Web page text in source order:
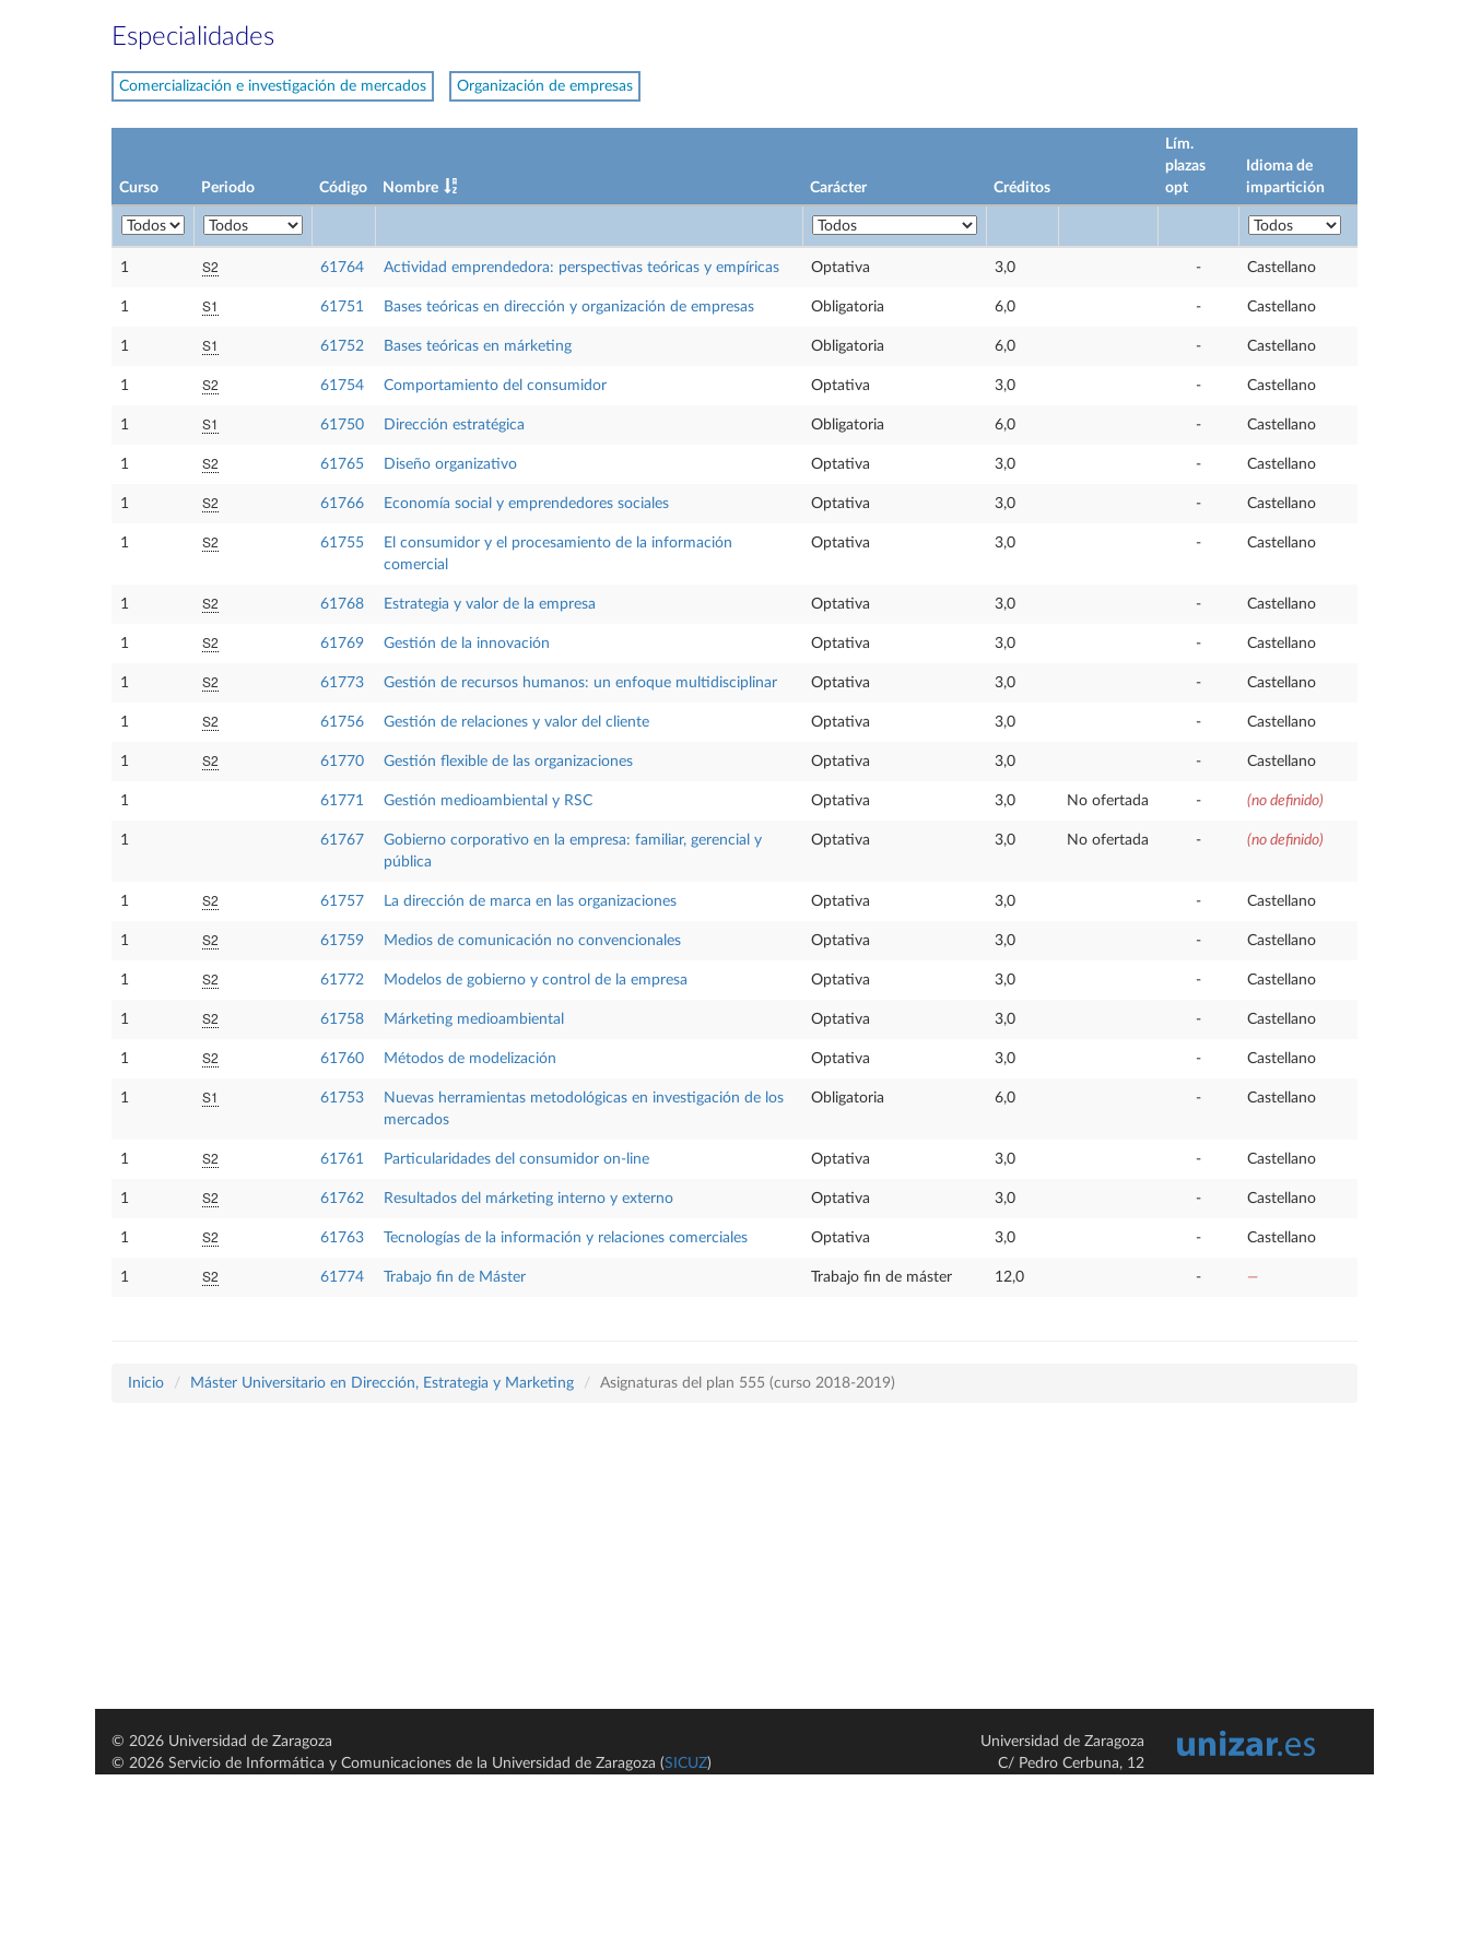
Especialidades
Comercialización e investigación de mercados Organización de empresas
Curso Periodo Código Nombre Carácter Créditos
Lím.
plazas
opt
Idioma de
impartición
1 S2 61764 Actividad emprendedora: perspectivas teóricas y empíricas Optativa 3,0 - Castellano
1 S1 61751 Bases teóricas en dirección y organización de empresas Obligatoria 6,0 - Castellano
1 S1 61752 Bases teóricas en márketing Obligatoria 6,0 - Castellano
1 S2 61754 Comportamiento del consumidor Optativa 3,0 - Castellano
1 S1 61750 Dirección estratégica Obligatoria 6,0 - Castellano
1 S2 61765 Diseño organizativo Optativa 3,0 - Castellano
1 S2 61766 Economía social y emprendedores sociales Optativa 3,0 - Castellano
1 S2 61755
El consumidor y el procesamiento de la información
comercial
Optativa 3,0 - Castellano
1 S2 61768 Estrategia y valor de la empresa Optativa 3,0 - Castellano
1 S2 61769 Gestión de la innovación Optativa 3,0 - Castellano
1 S2 61773 Gestión de recursos humanos: un enfoque multidisciplinar Optativa 3,0 - Castellano
1 S2 61756 Gestión de relaciones y valor del cliente Optativa 3,0 - Castellano
1 S2 61770 Gestión flexible de las organizaciones Optativa 3,0 - Castellano
1 61771 Gestión medioambiental y RSC Optativa 3,0 No ofertada - (no definido)
1 61767
Gobierno corporativo en la empresa: familiar, gerencial y
pública
Optativa 3,0 No ofertada - (no definido)
1 S2 61757 La dirección de marca en las organizaciones Optativa 3,0 - Castellano
1 S2 61759 Medios de comunicación no convencionales Optativa 3,0 - Castellano
1 S2 61772 Modelos de gobierno y control de la empresa Optativa 3,0 - Castellano
1 S2 61758 Márketing medioambiental Optativa 3,0 - Castellano
1 S2 61760 Métodos de modelización Optativa 3,0 - Castellano
1 S1 61753
Nuevas herramientas metodológicas en investigación de los
mercados
Obligatoria 6,0 - Castellano
1 S2 61761 Particularidades del consumidor on-line Optativa 3,0 - Castellano
1 S2 61762 Resultados del márketing interno y externo Optativa 3,0 - Castellano
1 S2 61763 Tecnologías de la información y relaciones comerciales Optativa 3,0 - Castellano
1 S2 61774 Trabajo fin de Máster Trabajo fin de máster 12,0 - —
Inicio Máster Universitario en Dirección, Estrategia y Marketing Asignaturas del plan 555 (curso 2018-2019)
© 2026 Universidad de Zaragoza
© 2026 Servicio de Informática y Comunicaciones de la Universidad de Zaragoza (SICUZ)
Universidad de Zaragoza
C/ Pedro Cerbuna, 12